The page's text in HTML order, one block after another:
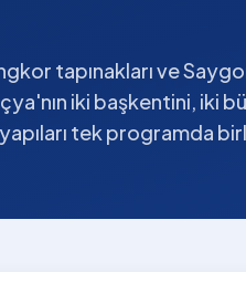
tapınakları ve
iki başkentini, iki
tek programda